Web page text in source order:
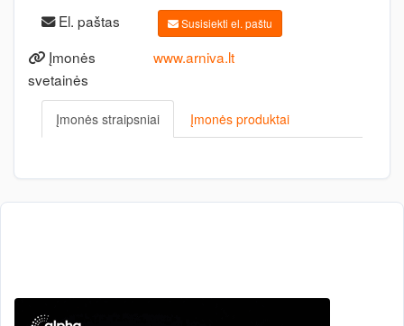
El. paštas
Susisiekti el. paštu
Įmonės
svetainės
www.arniva.lt
Įmonės straipsniai Įmonės produktai